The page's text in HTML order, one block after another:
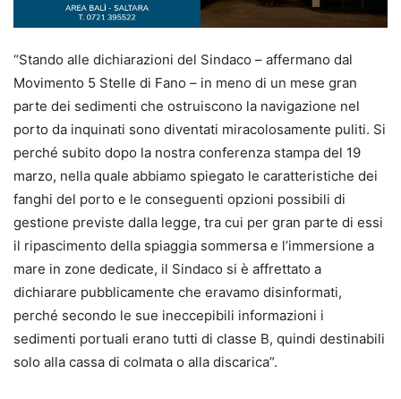
“Stando alle dichiarazioni del Sindaco – affermano dal
Movimento 5 Stelle di Fano – in meno di un mese gran
parte dei sedimenti che ostruiscono la navigazione nel
porto da inquinati sono diventati miracolosamente puliti. Si
perché subito dopo la nostra conferenza stampa del 19
marzo, nella quale abbiamo spiegato le caratteristiche dei
fanghi del porto e le conseguenti opzioni possibili di
gestione previste dalla legge, tra cui per gran parte di essi
il ripascimento della spiaggia sommersa e l’immersione a
mare in zone dedicate, il Sindaco si è affrettato a
dichiarare pubblicamente che eravamo disinformati,
perché secondo le sue ineccepibili informazioni i
sedimenti portuali erano tutti di classe B, quindi destinabili
solo alla cassa di colmata o alla discarica”.